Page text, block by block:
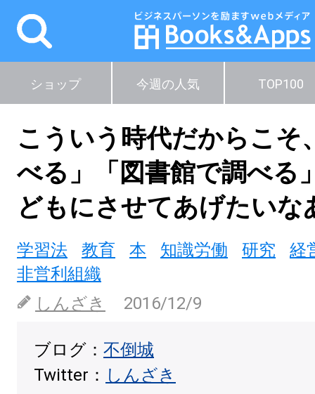
ショップ 今週の人気 TOP100
こういう時代だからこそ
べる」「図書館で調べる
どもにさせてあげたいな
学習法 教育 本 知識労働 研究
経
非営利組織
しんざき
2016/12/9
ブログ： 不倒城
Twitter： しんざき